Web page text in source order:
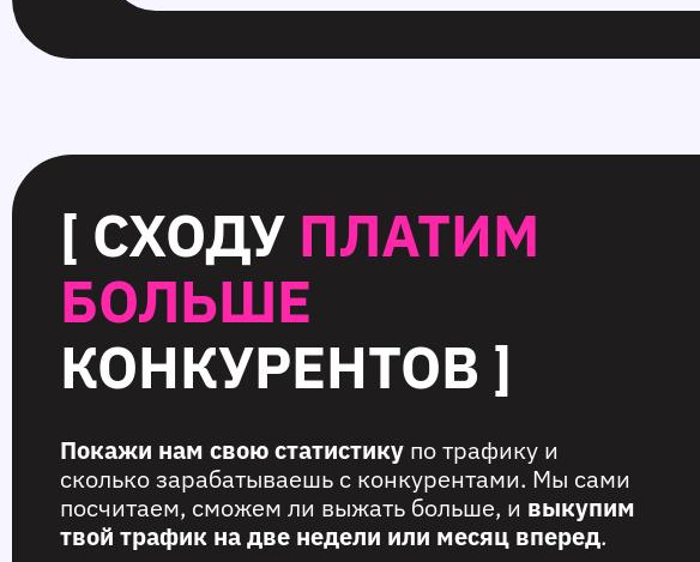
[ СХОДУ ПЛАТИМ
БОЛЬШЕ
КОНКУРЕНТОВ ]
Покажи нам свою статистику по трафику и
сколько зарабатываешь с конкурентами. Мы сами
посчитаем, сможем ли выжать больше, и выкупим
твой трафик на две недели или месяц вперед.